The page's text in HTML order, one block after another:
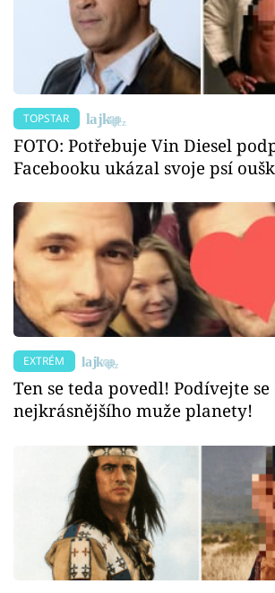
TOPSTAR
FOTO: Potřebuje Vin Diesel
Facebooku ukázal svoje psí
EXTRÉM
Ten se teda povedl! Podívejte
nejkrásnějšího muže planety!